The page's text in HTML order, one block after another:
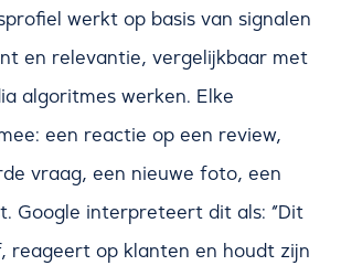
werkt op basis van signalen
en relevantie, vergelijkbaar met
algoritmes werken. Elke
een reactie op een review,
vraag, een nieuwe foto, een
Google interpreteert dit als: “Dit
reageert op klanten en houdt zijn